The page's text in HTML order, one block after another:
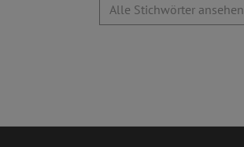
Alle Stichwörter ansehen